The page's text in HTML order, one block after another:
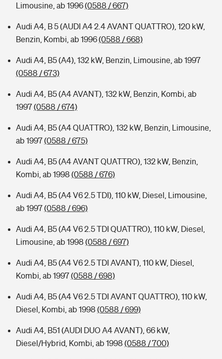
Limousine, ab 1996(0588 / 667)
Audi A4, B 5 (AUDI A4 2.4 AVANT QUATTRO), 120 kW,
Benzin, Kombi, ab 1996(0588 / 668)
Audi A4, B5 (A4), 132 kW, Benzin, Limousine, ab 1997
(0588 / 673)
Audi A4, B5 (A4 AVANT), 132 kW, Benzin, Kombi, ab
1997(0588 / 674)
Audi A4, B5 (A4 QUATTRO), 132 kW, Benzin, Limousine,
ab 1997(0588 / 675)
Audi A4, B5 (A4 AVANT QUATTRO), 132 kW, Benzin,
Kombi, ab 1998 (0588 / 676)
Audi A4, B5 (A4 V6 2.5 TDI), 110 kW, Diesel, Limousine,
ab 1997(0588 / 696)
Audi A4, B5 (A4 V6 2.5 TDI QUATTRO), 110 kW, Diesel,
Limousine, ab 1998 (0588 / 697)
Audi A4, B5 (A4 V6 2.5 TDI AVANT), 110 kW, Diesel,
Kombi, ab 1997(0588 / 698)
Audi A4, B5 (A4 V6 2.5 TDI AVANT QUATTRO), 110 kW,
Diesel, Kombi, ab 1998 (0588 / 699)
Audi A4, B51 (AUDI DUO A4 AVANT), 66 kW,
Diesel/Hybrid, Kombi, ab 1998 (0588 / 700)